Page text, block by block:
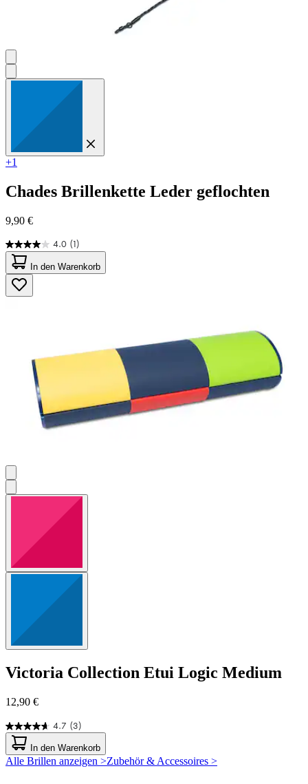
+1
Chades Brillenkette Leder geflochten
9,90 €
4.0 (1)
4.0
von
5
Sternen.
1
In den Warenkorb
Victoria Collection Etui Logic Medium
12,90 €
4.7 (3)
4.7
von
5
Sternen.
In den Warenkorb
Alle Brillen anzeigen >Zubehör & Accessoires >